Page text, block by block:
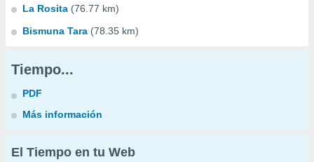
La Rosita (76.77 km)
Bismuna Tara (78.35 km)
Tiempo...
PDF
Más información
El Tiempo en tu Web